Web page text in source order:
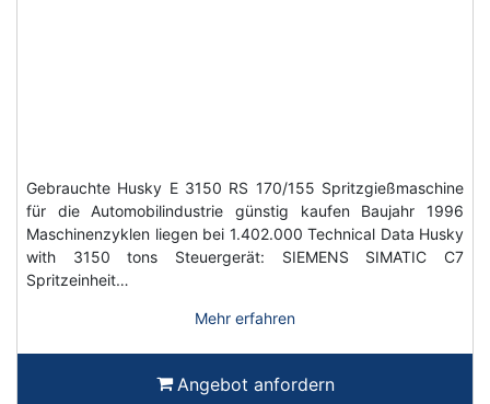
Gebrauchte Husky E 3150 RS 170/155 Spritzgießmaschine
für die Automobilindustrie günstig kaufen Baujahr 1996
Maschinenzyklen liegen bei 1.402.000 Technical Data Husky
with 3150 tons Steuergerät: SIEMENS SIMATIC C7
Spritzeinheit…
Mehr erfahren
Angebot anfordern